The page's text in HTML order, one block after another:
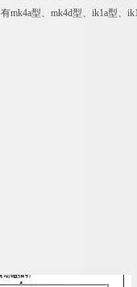
mk4a型、mk4d型、ik1a型